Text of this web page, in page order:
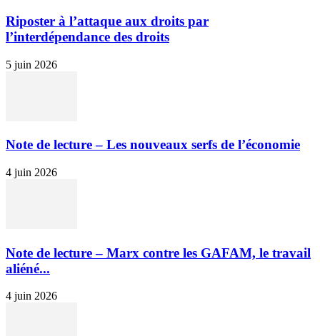
Riposter à l’attaque aux droits par
l’interdépendance des droits
5 juin 2026
Note de lecture – Les nouveaux serfs de l’économie
4 juin 2026
Note de lecture – Marx contre les GAFAM, le travail
aliéné...
4 juin 2026